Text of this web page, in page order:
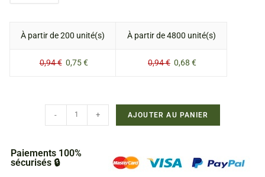
À partir de 200 unité(s) À partir de 4800 unité(s)
0,94€ 0,75€ 0,94€ 0,68€
- + AJOUTER AU PANIER
Paiements 100%
sécurisés 🔒